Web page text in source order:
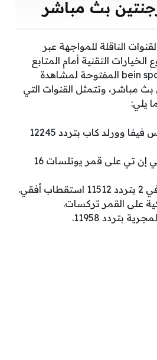
بث مباشر
الناقلة للمواجهة عبر
الخيارات التقنية أمام المتابع
الذي يبحث عن تردد bein sport المفتوحة لمشاهدة
بث مباشر، وتتمثل القنوات التي
يلي:
قناة بي إن سبورتس فيفا وورلد كاب بتردد 12245
القنوات البلغارية بي إن تي على قمر يوتلسات 16
على القمر تركسات.